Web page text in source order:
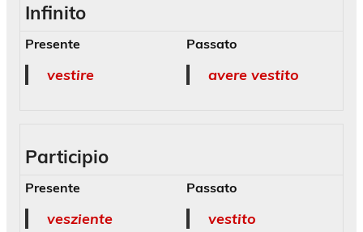
Infinito
Presente
vestire
Passato
avere vestito
Participio
Presente
vesziente
Passato
vestito